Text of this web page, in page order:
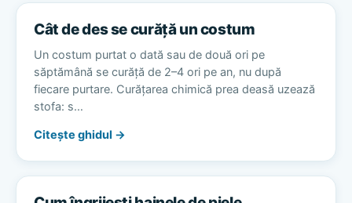
Cât de des se curăță un costum
Un costum purtat o dată sau de două ori pe
săptămână se curăță de 2–4 ori pe an, nu după
fiecare purtare. Curățarea chimică prea deasă uzează
stofa: s…
Citește ghidul →